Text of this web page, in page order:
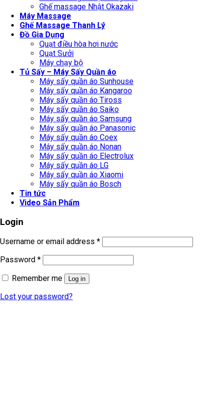
Ghế massage Nhật Okazaki
Máy Massage
Ghế Massage Thanh Lý
Đồ Gia Dụng
Quạt điều hòa hơi nước
Quạt Sưởi
Máy chạy bộ
Tủ Sấy – Máy Sấy Quần áo
Máy sấy quần áo Sunhouse
Máy sấy quần áo Kangaroo
Máy sấy quần áo Tiross
Máy sấy quần áo Saiko
Máy sấy quần áo Samsung
Máy sấy quần áo Panasonic
Máy sấy quần áo Coex
Máy sấy quần áo Nonan
Máy sấy quần áo Electrolux
Máy sấy quần áo LG
Máy sấy quần áo Xiaomi
Máy sấy quần áo Bosch
Tin tức
Video Sản Phẩm
Login
Username or email address *
Password *
Remember me
Log in
Lost your password?